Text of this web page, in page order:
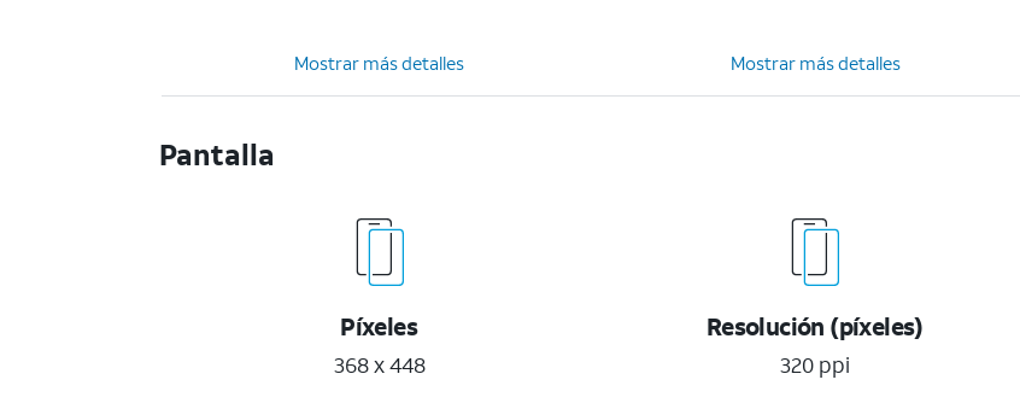
Mostrar más detalles Mostrar más detalles
Pantalla
Píxeles
368 x 448
Resolución (píxeles)
320 ppi